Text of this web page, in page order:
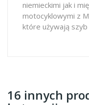
niemieckimi jak i
motocyklowymi z
które używają szyb
16 innych